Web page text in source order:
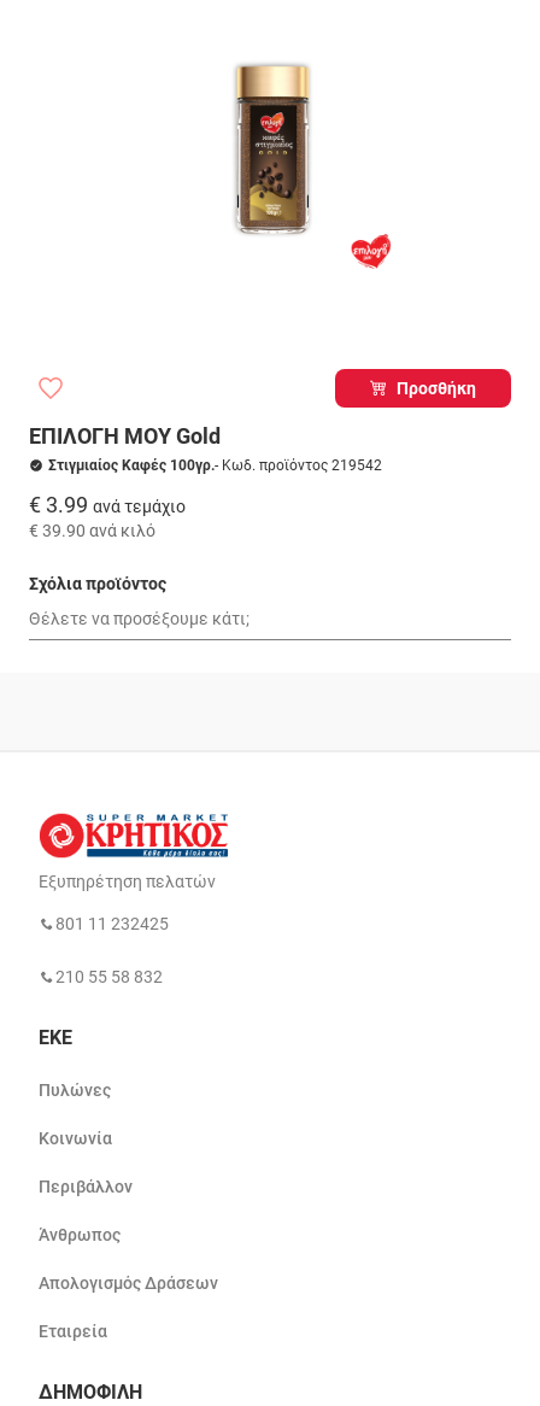
Προσθήκη
ΕΠΙΛΟΓΗ ΜΟΥ Gold
Στιγμιαίος Καφές 100γρ.- Κωδ. προϊόντος 219542
€ 3.99 ανά τεμάχιο
€ 39.90 ανά κιλό
Σχόλια προϊόντος
Εξυπηρέτηση πελατών
801 11 232425
210 55 58 832
ΕΚΕ
Πυλώνες
Κοινωνία
Περιβάλλον
Άνθρωπος
Απολογισμός Δράσεων
Εταιρεία
ΔΗΜΟΦΙΛΗ